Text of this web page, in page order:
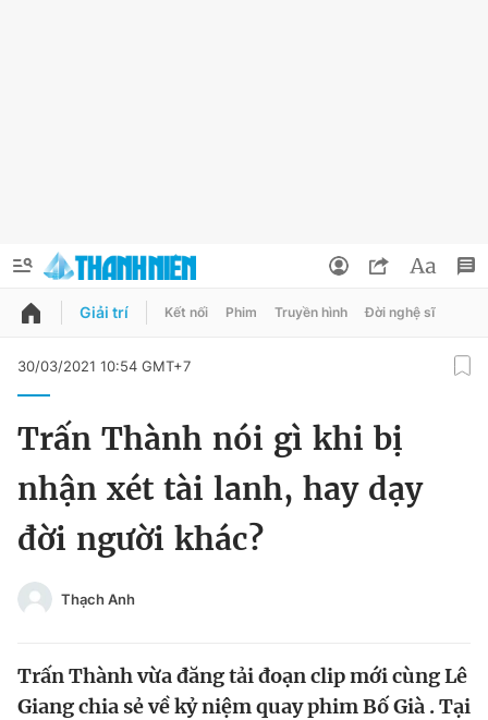
QUẢNG CÁO
Chuyên mục khác
Chào ngày mới
Video Magazine
Đổi mật khẩu
Tin đã lưu
Tin đã xem
Đăng xuất
Giải trí Kết nối Phim Truyền hình Đời nghệ sĩ
30/03/2021 10:54 GMT+7
Trấn Thành nói gì khi bị
nhận xét tài lanh, hay dạy
đời người khác?
Thạch Anh
Trấn Thành vừa đăng tải đoạn clip mới cùng Lê
Giang chia sẻ về kỷ niệm quay phim Bố Già . Tại